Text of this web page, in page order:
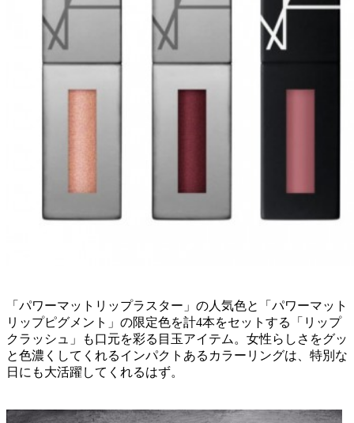
「パワーマットリップラスター」の人気色と「パワーマット
リップピグメント」の限定色を計4本をセットする「リップ
クラッシュ」も口元を彩る目玉アイテム。女性らしさをグッ
と色濃くしてくれるインパクトあるカラーリングは、特別な
日にも大活躍してくれるはず。